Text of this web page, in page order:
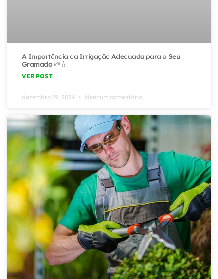
A Importância da Irrigação Adequada para o Seu
Gramado 🌱💧
VER POST
dezembro 19, 2024 Nenhum comentário